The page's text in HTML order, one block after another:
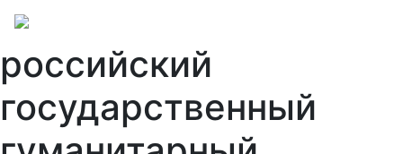
российский
государственный